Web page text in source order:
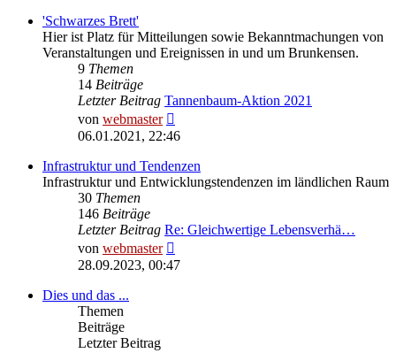
'Schwarzes Brett'
Hier ist Platz für Mitteilungen sowie Bekanntmachungen von
Veranstaltungen und Ereignissen in und um Brunkensen.
9 Themen
14 Beiträge
Letzter Beitrag Tannenbaum-Aktion 2021
von webmaster
Beitrag
06.01.2021, 22:46
Infrastruktur und Tendenzen
Infrastruktur und Entwicklungstendenzen im ländlichen Raum
30 Themen
146 Beiträge
Letzter Beitrag Re: Gleichwertige Lebensverhä…
von webmaster
Beitrag
28.09.2023, 00:47
Dies und das ...
Themen
Beiträge
Letzter Beitrag